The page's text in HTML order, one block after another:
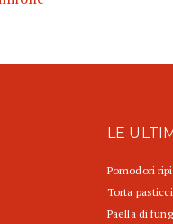
LE
Pomodori
Torta
Paella di